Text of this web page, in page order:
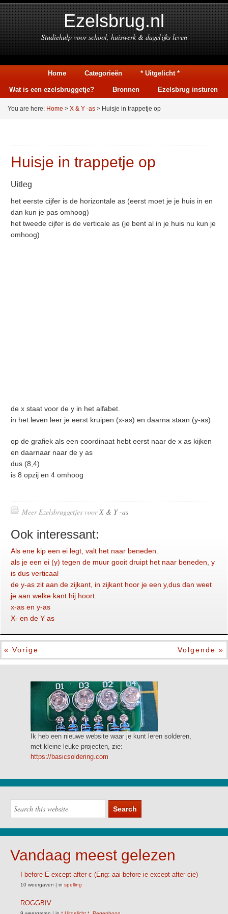
Ezelsbrug.nl
Studiehulp voor school, huiswerk & dagelijks leven
Home Categorieën * Uitgelicht *
Wat is een ezelsbruggetje? Bronnen Ezelsbrug insturen
You are here: Home > X & Y -as > Huisje in trappetje op
Huisje in trappetje op
Uitleg
het eerste cijfer is de horizontale as (eerst moet je je huis in en
dan kun je pas omhoog)
het tweede cijfer is de verticale as (je bent al in je huis nu kun je
omhoog)
de x staat voor de y in het alfabet.
in het leven leer je eerst kruipen (x-as) en daarna staan (y-as)
op de grafiek als een coordinaat hebt eerst naar de x as kijken
en daarnaar naar de y as
dus (8,4)
is 8 opzij en 4 omhoog
Meer Ezelsbruggetjes voorX & Y -as
Ook interessant:
Als ene kip een ei legt, valt het naar beneden.
als je een ei (y) tegen de muur gooit druipt het naar beneden, y
is dus verticaal
de y-as zit aan de zijkant, in zijkant hoor je een y,dus dan weet
je aan welke kant hij hoort.
x-as en y-as
X- en de Y as
« Vorige Volgende »
Ik heb een nieuwe website waar je kunt leren solderen,
met kleine leuke projecten, zie:
https://basicsoldering.com
Vandaag meest gelezen
I before E except after c (Eng: aai before ie except after cie)
10 weergaven | in spelling
ROGGBIV